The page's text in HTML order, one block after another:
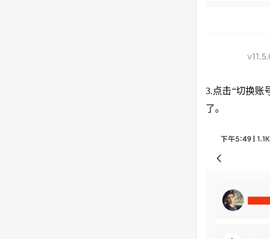
3.点击“切换账
了。